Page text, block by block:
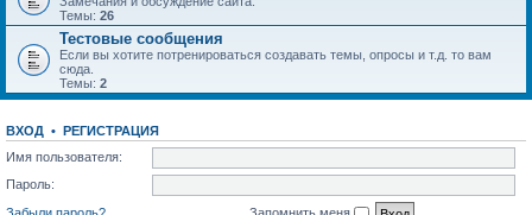
Темы: 26
Тестовые сообщения
Если вы хотите потренироваться создавать темы, опросы и т.д. то вам
сюда.
Темы: 2
ВХОД • РЕГИСТРАЦИЯ
Имя пользователя:
Пароль: